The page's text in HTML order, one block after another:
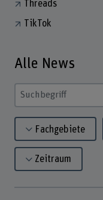
Threads
TikTok
Alle News
Suchbegriff eingeben
Fachgebiete
Zeitraum